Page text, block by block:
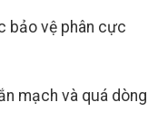
bảo vệ phân cực
mạch và quá dòng